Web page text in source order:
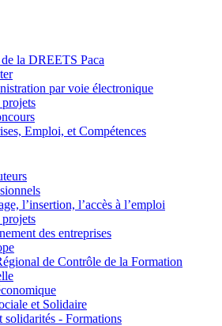
la DREETS Paca
par voie électronique
Emploi, et Compétences
l’insertion, l’accès à l’emploi
des entreprises
de Contrôle de la Formation
et Solidaire
solidarités - Formations